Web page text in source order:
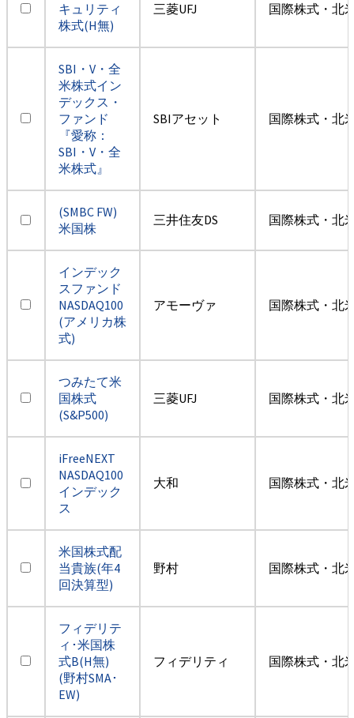
キュリティ
株式(H無)
三菱UFJ 国際株式・北
SBI・V・全
米株式イン
デックス・
ファンド
『愛称：
SBI・V・全
米株式』
SBIアセット 国際株式・北
(SMBC FW)
米国株
三井住友DS 国際株式・北
インデック
スファンド
NASDAQ100
(アメリカ株
式)
アモーヴァ 国際株式・北
つみたて米
国株式
(S&P500)
三菱UFJ 国際株式・北
iFreeNEXT
NASDAQ100
インデック
ス
大和 国際株式・北
米国株式配
当貴族(年4
回決算型)
野村 国際株式・北
フィデリテ
ィ･米国株
式B(H無)
(野村SMA･
EW)
フィデリティ 国際株式・北